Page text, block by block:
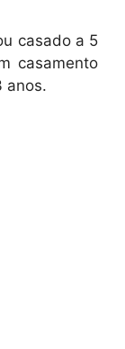
casado a 5
casamento
anos.